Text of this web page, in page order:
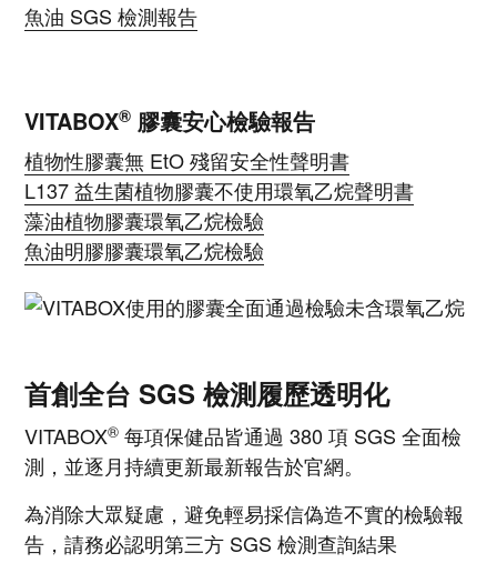
魚油 SGS 檢測報告
VITABOX® 膠囊安心檢驗報告
植物性膠囊無 EtO 殘留安全性聲明書
L137 益生菌植物膠囊不使用環氧乙烷聲明書
藻油植物膠囊環氧乙烷檢驗
魚油明膠膠囊環氧乙烷檢驗
​首創全台 SGS 檢測履歷透明化
VITABOX® 每項保健品皆通過 380 項 SGS 全面檢
測，並逐月持續更新最新報告於官網。
為消除大眾疑慮，避免輕易採信偽造不實的檢驗報
告，請務必認明第三方 SGS 檢測查詢結果